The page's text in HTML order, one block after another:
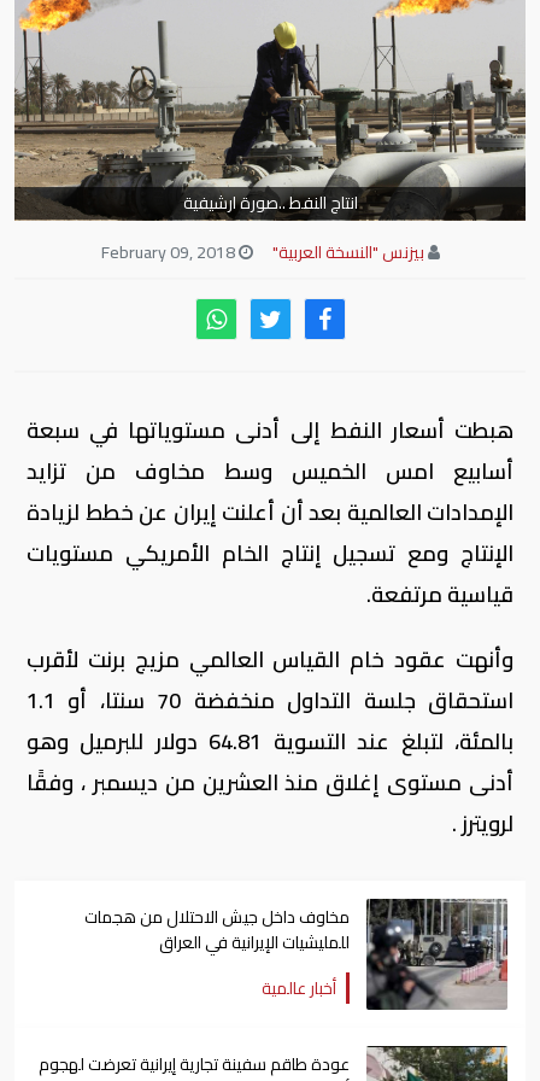
انتاج النفط ..صورة ارشيفية
بيزنس "النسخة العربية"
February 09, 2018
هبطت أسعار النفط إلى أدنى مستوياتها في سبعة
أسابيع امس الخميس وسط مخاوف من تزايد
الإمدادات العالمية بعد أن أعلنت إيران عن خطط لزيادة
الإنتاج ومع تسجيل إنتاج الخام الأمريكي مستويات
قياسية مرتفعة.
وأنهت عقود خام القياس العالمي مزيج برنت لأقرب
استحقاق جلسة التداول منخفضة 70 سنتا، أو 1.1
بالمئة، لتبلغ عند التسوية 64.81 دولار للبرميل وهو
أدنى مستوى إغلاق منذ العشرين من ديسمبر ، وفقًا
لرويترز .
مخاوف داخل جيش الاحتلال من هجمات
للمليشيات الإيرانية في العراق
أخبار عالمية
عودة طاقم سفينة تجارية ​إيرانية ​تعرضت لهجوم